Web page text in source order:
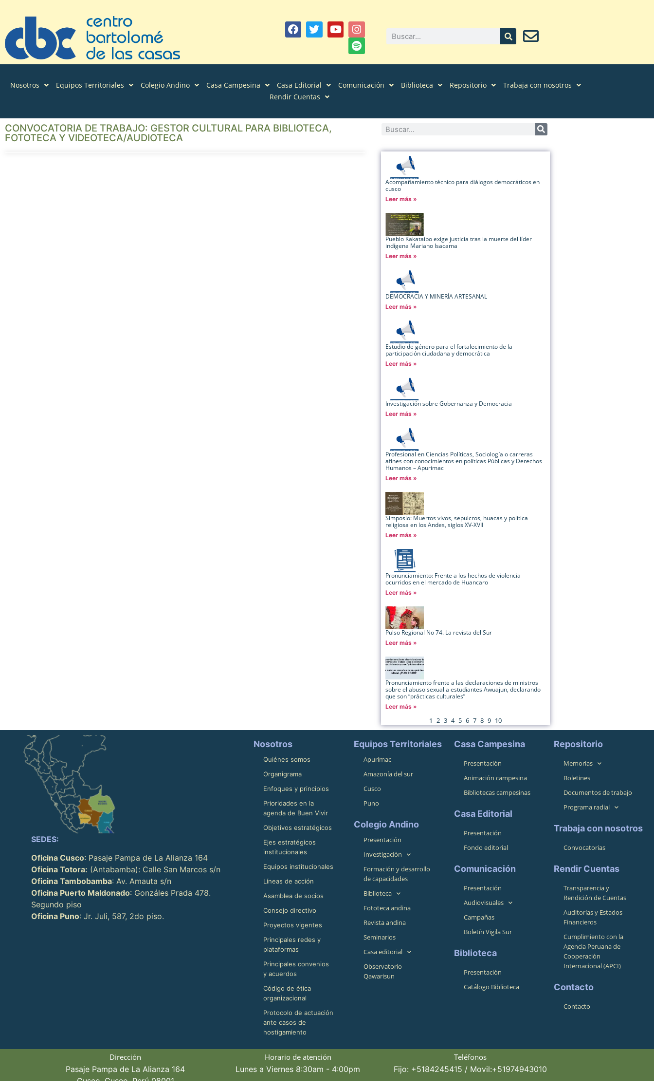
Nosotros Equipos Territoriales Colegio Andino Casa Campesina Casa Editorial Comunicación Biblioteca Repositorio
Trabaja con nosotros
Rendir Cuentas
CONVOCATORIA DE TRABAJO: GESTOR CULTURAL PARA BIBLIOTECA,
FOTOTECA Y VIDEOTECA/AUDIOTECA
Acompañamiento técnico para diálogos democráticos en
cusco
Leer más »
Pueblo Kakataibo exige justicia tras la muerte del líder
indígena Mariano Isacama
Leer más »
DEMOCRACIA Y MINERÍA ARTESANAL
Leer más »
Estudio de género para el fortalecimiento de la
participación ciudadana y democrática
Leer más »
Investigación sobre Gobernanza y Democracia
Leer más »
Profesional en Ciencias Políticas, Sociología o carreras
afines con conocimientos en políticas Públicas y Derechos
Humanos – Apurimac
Leer más »
Simposio: Muertos vivos, sepulcros, huacas y política
religiosa en los Andes, siglos XV-XVII
Leer más »
Pronunciamiento: Frente a los hechos de violencia
ocurridos en el mercado de Huancaro
Leer más »
Pulso Regional No 74. La revista del Sur
Leer más »
Pronunciamiento frente a las declaraciones de ministros
sobre el abuso sexual a estudiantes Awuajun, declarando
que son “prácticas culturales”
Leer más »
1 2 3 4 5 6 7 8 9 10
SEDES:
Oficina Cusco: Pasaje Pampa de La Alianza 164
Oficina Totora: (Antabamba): Calle San Marcos s/n
Oficina Tambobamba: Av. Amauta s/n
Oficina Puerto Maldonado: Gonzáles Prada 478.
Segundo piso
Oficina Puno: Jr. Juli, 587, 2do piso.
Nosotros
Quiénes somos
Organigrama
Enfoques y principios
Prioridades en la
agenda de Buen Vivir
Objetivos estratégicos
Ejes estratégicos
institucionales
Equipos institucionales
Líneas de acción
Asamblea de socios
Consejo directivo
Proyectos vigentes
Principales redes y
plataformas
Principales convenios
y acuerdos
Código de ética
organizacional
Protocolo de actuación
ante casos de
hostigamiento
Equipos Territoriales
Apurímac
Amazonía del sur
Cusco
Puno
Colegio Andino
Presentación
Investigación
Formación y desarrollo
de capacidades
Biblioteca
Fototeca andina
Revista andina
Seminarios
Casa editorial
Observatorio
Qawarisun
Casa Campesina
Presentación
Animación campesina
Bibliotecas campesinas
Casa Editorial
Presentación
Fondo editorial
Comunicación
Presentación
Audiovisuales
Campañas
Boletín Vigila Sur
Biblioteca
Presentación
Catálogo Biblioteca
Repositorio
Memorias
Boletines
Documentos de trabajo
Programa radial
Trabaja con nosotros
Convocatorias
Rendir Cuentas
Transparencia y
Rendición de Cuentas
Auditorías y Estados
Financieros
Cumplimiento con la
Agencia Peruana de
Cooperación
Internacional (APCI)
Contacto
Contacto
Dirección
Pasaje Pampa de La Alianza 164
Cusco, Cusco, Perú 08001
Horario de atención
Lunes a Viernes 8:30am - 4:00pm
Teléfonos
Fijo: +5184245415 / Movil:+51974943010